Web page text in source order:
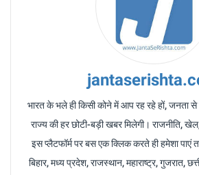
भारत के भले ही किसी कोने में आप रह रहे हों, जनता
राज्य की हर छोटी-बड़ी खबर मिलेगी। राजनीति,
इस प्लैटफॉर्म पर बस एक क्लिक करते ही हमेशा पाएं
बिहार, मध्य प्रदेश, राजस्थान, महाराष्ट्र, गुजरात,